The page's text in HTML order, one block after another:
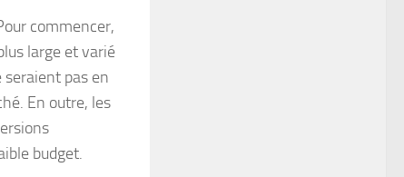
commencer,
large et varié
seraient pas en
En outre, les
budget.